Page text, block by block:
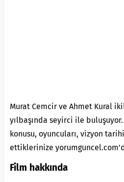
Murat Cemcir ve Ahmet Kural
yılbaşında seyirci ile
konusu, oyuncuları, vizyon
ettiklerinize
Film hakkında